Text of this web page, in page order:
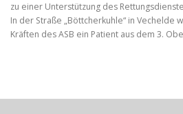
zu einer Unterstützung des
In der Straße „Böttcherkuhle“ in Vechelde
Kräften des ASB ein Patient aus dem 3.